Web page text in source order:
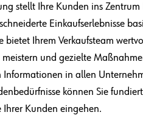
stellt Ihre Kunden ins
Einkaufserlebnisse
bietet Ihrem Verkaufsteam
und gezielte
Informationen in allen
können Sie
Kunden eingehen.